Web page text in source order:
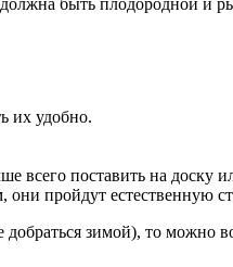
быть плодородной и
их удобно.
всего поставить на доску
они пройдут естественную
зимой), то можно